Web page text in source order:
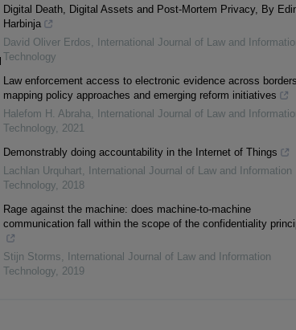
Digital Death, Digital Assets and Post-Mortem Privacy, By
Harbinja
David Oliver Erdos,
International Journal of Law and
Technology
Law enforcement access to electronic evidence across
mapping policy approaches and emerging reform initiatives
Halefom H. Abraha,
International Journal of Law and
Technology, 2021
Demonstrably doing accountability in the Internet of Things
Lachlan Urquhart,
International Journal of Law and Information
Technology, 2018
Rage against the machine: does machine-to-machine
communication fall within the scope of the confidentiality
Stijn Storms,
International Journal of Law and Information
Technology, 2019